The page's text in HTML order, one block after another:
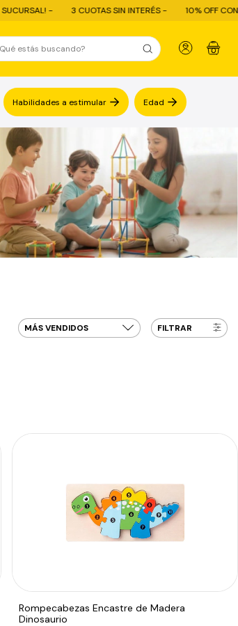
10% OFF CON TRANSFERENCIA - ENVÍO GRATIS
0
Habilidades a estimular Edad
FILTRAR
Rompecabezas Encastre de Madera
Dinosaurio